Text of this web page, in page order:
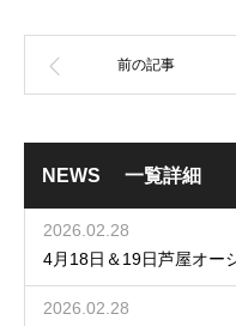
NEWS 一覧詳細
2026.02.28
4月18日＆19日芦屋オー
2026.02.28